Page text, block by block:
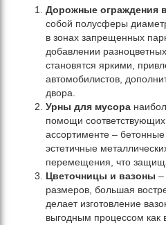
Дорожные ограждения
собой полусферы
в зонах запрещенных
добавлении
становятся яркими,
автомобилистов,
двора.
Урны для мусора
помощи
ассортименте –
эстетичные
перемещения, что
Цветочницы и вазоны –
размеров, большая
делает изготовление
выгодным процессом как